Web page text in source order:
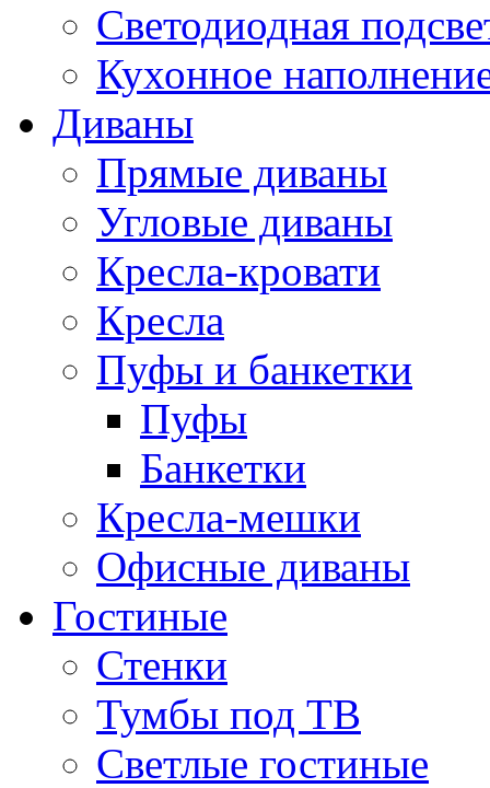
Светодиодная
Кухонное
Диваны
Прямые диваны
Угловые диваны
Кресла-кровати
Кресла
Пуфы и банкетки
Пуфы
Банкетки
Кресла-мешки
Офисные диваны
Гостиные
Стенки
Тумбы под ТВ
Светлые гостиные